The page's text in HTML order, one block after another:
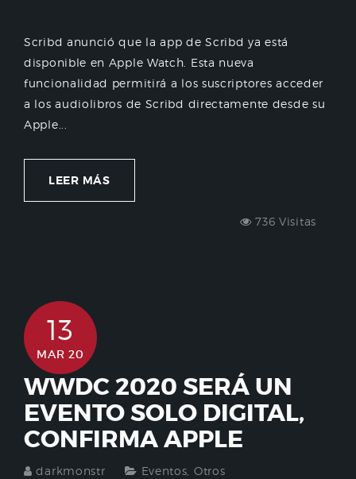
Scribd anunció que la app de Scribd ya está
disponible en Apple Watch. Esta nueva
funcionalidad permitirá a los suscriptores acceder
a los audiolibros de Scribd directamente desde su
Apple...
LEER MÁS
736 Visitas
13
MAR 20
WWDC 2020 SERÁ UN
EVENTO SOLO DIGITAL,
CONFIRMA APPLE
darkmonstr Eventos Otros